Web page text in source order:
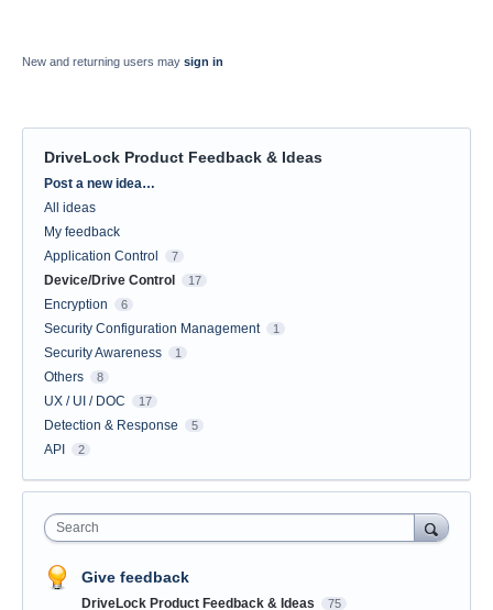
New and returning users may sign in
DriveLock Product Feedback & Ideas
Categories
Post a new idea…
All ideas
My feedback
Application Control
7
Device/Drive Control 17
Encryption 6
Security Configuration Management 1
Security Awareness 1
Others 8
UX / UI / DOC 17
Detection & Response 5
API 2
Search
Give feedback
DriveLock Product Feedback & Ideas 75